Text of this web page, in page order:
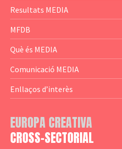
— Content Cluster
— Business Cluster
— Audience Cluster
— Altres
Resultats MEDIA
MFDB
Què és MEDIA
— El subprograma MEDIA
— Agència Executiva
— Logotips
Comunicació MEDIA
— Estrenes a Catalunya
— Notícies
Enllaços d’interès
EUROPA CREATIVA
CROSS-SECTORIAL